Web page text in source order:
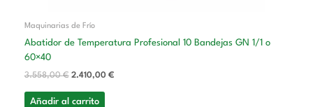
Maquinarias de Frío
Abatidor de Temperatura Profesional 10 Bandejas GN 1/1 o
60×40
3.558,00€ 2.410,00 €
Añadir al carrito